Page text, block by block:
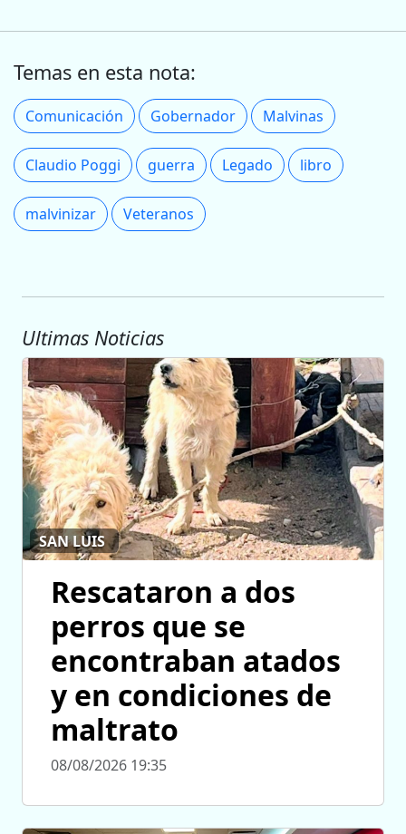
Temas en esta nota:
Comunicación Gobernador Malvinas
Claudio Poggi guerra Legado libro
malvinizar Veteranos
Ultimas Noticias
SAN LUIS
Rescataron a dos
perros que se
encontraban atados
y en condiciones de
maltrato
08/08/2026 19:35